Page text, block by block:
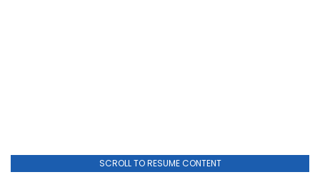
SCROLL TO RESUME CONTENT